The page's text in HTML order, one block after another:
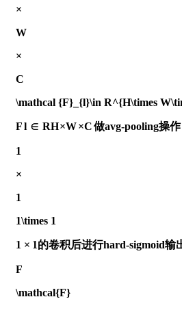
×
W
×
C
\mathcal {F}_{l}\in R^{H\times
Fl ∈ RH×W×C做avg-pooling操
1
×
1
1\times 1
1 × 1的卷积后进行hard-sigmoid输
F
\mathcal{F}